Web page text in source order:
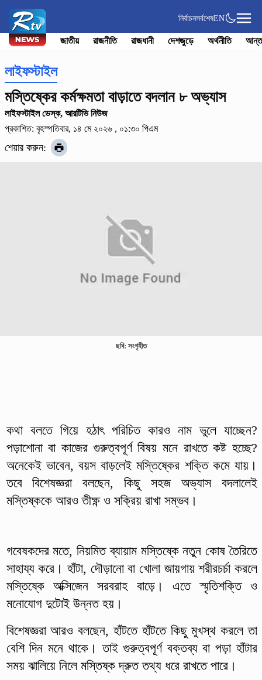
নির্বাচনসর্বশেষEN
জাতীয় রাজনীতি রাজধানী দেশজুড়ে অর্থনীতি
লাইফস্টাইল
মস্তিষ্কের কর্মক্ষমতা বাড়াতে বদলান ৮ অভ্যাস
লাইফস্টাইল ডেস্ক, আরটিভি নিউজ
প্রকাশিত: বৃহস্পতিবার, ১৪ মে ২০২৬ , ০১:৩০ পিএম
শেয়ার করুন:
ছবি: সংগৃহীত
কথা বলতে গিয়ে হঠাৎ পরিচিত কারও নাম ভুলে যাচ্ছেন?
পড়াশোনা বা কাজের গুরুত্বপূর্ণ বিষয় মনে রাখতে কষ্ট হচ্ছে?
অনেকেই ভাবেন, বয়স বাড়লেই মস্তিষ্কের শক্তি কমে যায়।
তবে বিশেষজ্ঞরা বলছেন, কিছু সহজ অভ্যাস বদলালেই
মস্তিষ্ককে আরও তীক্ষ্ণ ও সক্রিয় রাখা সম্ভব।
গবেষকদের মতে, নিয়মিত ব্যায়াম মস্তিষ্কে নতুন কোষ তৈরিতে
সাহায্য করে। হাঁটা, দৌড়ানো বা খোলা জায়গায় শরীরচর্চা করলে
মস্তিষ্কে অক্সিজেন সরবরাহ বাড়ে। এতে স্মৃতিশক্তি ও
মনোযোগ দুটোই উন্নত হয়।
বিশেষজ্ঞরা আরও বলছেন, হাঁটতে হাঁটতে কিছু মুখস্থ করলে তা
বেশি দিন মনে থাকে। তাই গুরুত্বপূর্ণ বক্তব্য বা পড়া হাঁটার
সময় ঝালিয়ে নিলে মস্তিষ্ক দ্রুত তথ্য ধরে রাখতে পারে।